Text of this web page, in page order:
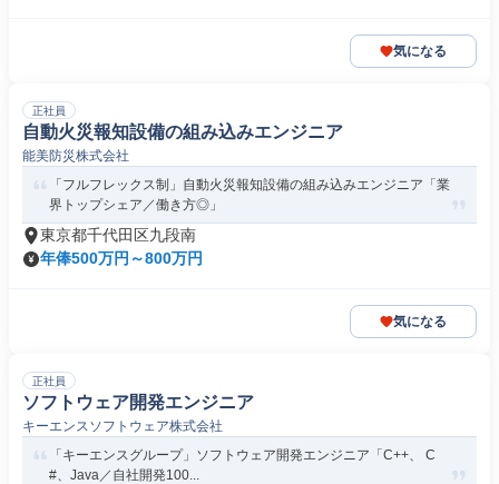
気になる
正社員
自動火災報知設備の組み込みエンジニア
能美防災株式会社
「フルフレックス制」自動火災報知設備の組み込みエンジニア「業
界トップシェア／働き方◎」
東京都千代田区九段南
年俸500万円～800万円
気になる
正社員
ソフトウェア開発エンジニア
キーエンスソフトウェア株式会社
「キーエンスグループ」ソフトウェア開発エンジニア「C++、 C
#、Java／自社開発100...